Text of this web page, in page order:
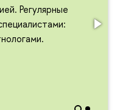
Регулярные